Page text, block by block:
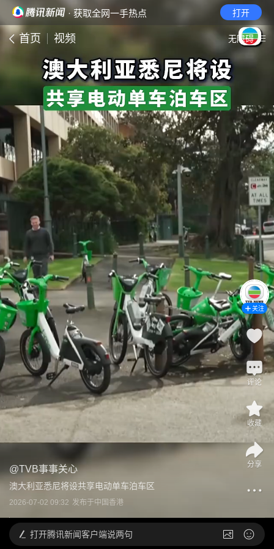
· 获取全网一手热点 打开
首页 视频 无障碍
@TVB事事关心
澳大利亚悉尼将设共享电动单车泊车区
2026-07-02 09:32 发布于中国香港
关注
评论
收藏
分享
打开腾讯新闻客户端说两句